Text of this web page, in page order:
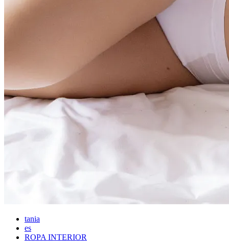
tania
es
ROPA INTERIOR